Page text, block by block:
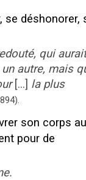
se déshonorer,
qui aurait
autre, mais
[...] la plus
).
son corps
pour de